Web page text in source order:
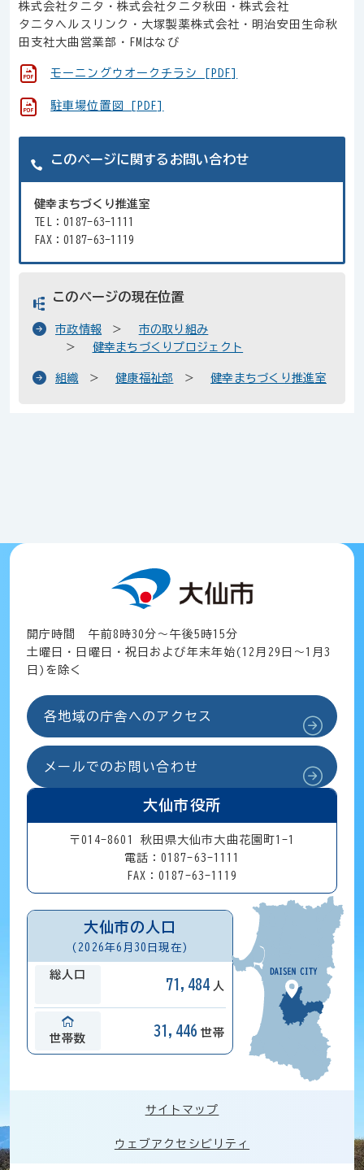
株式会社タニタ・株式会社タニタ秋田・株式会社
タニタヘルスリンク・大塚製薬株式会社・明治安田生命秋
田支社大曲営業部・FMはなび
モーニングウオークチラシ [PDF]
駐車場位置図 [PDF]
このページに関するお問い合わせ
健幸まちづくり推進室
TEL：0187-63-1111
FAX：0187-63-1119
このページの現在位置
市政情報
市の取り組み
健幸まちづくりプロジェクト
組織 健康福祉部 健幸まちづくり推進室
開庁時間 午前8時30分～午後5時15分
土曜日・日曜日・祝日および年末年始(12月29日～1月3
日)を除く
各地域の庁舎へのアクセス
メールでのお問い合わせ
大仙市役所
〒014-8601 秋田県大仙市大曲花園町1-1
電話：0187-63-1111
FAX：0187-63-1119
大仙市の人口
(2026年6月30日現在)
総人口
71,484 人
世帯数
31,446 世帯
サイトマップ
ウェブアクセシビリティ